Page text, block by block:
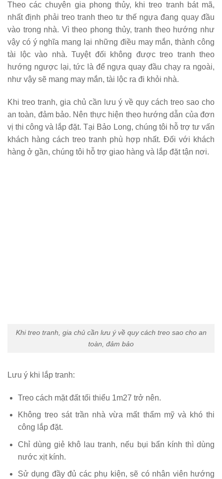
Theo các chuyên gia phong thủy, khi treo tranh bát mã,
nhất định phải treo tranh theo tư thế ngựa đang quay đầu
vào trong nhà. Vì theo phong thủy, tranh theo hướng như
vậy có ý nghĩa mang lại những điều may mắn, thành công
tài lộc vào nhà. Tuyệt đối không được treo tranh theo
hướng ngược lại, tức là để ngựa quay đầu chạy ra ngoài,
như vậy sẽ mang may mắn, tài lộc ra đi khỏi nhà.
Khi treo tranh, gia chủ cần lưu ý về quy cách treo sao cho
an toàn, đảm bảo. Nên thực hiện theo hướng dẫn của đơn
vị thi công và lắp đặt. Tại Bảo Long, chúng tôi hỗ trợ tư vấn
khách hàng cách treo tranh phù hợp nhất. Đối với khách
hàng ở gần, chúng tôi hỗ trợ giao hàng và lắp đặt tận nơi.
Khi treo tranh, gia chủ cần lưu ý về quy cách treo sao cho an
toàn, đảm bảo
Lưu ý khi lắp tranh:
Treo cách mặt đất tối thiểu 1m27 trở nên.
Không treo sát trần nhà vừa mất thẩm mỹ và khó thi
công lắp đặt.
Chỉ dùng giẻ khô lau tranh, nếu bụi bẩn kính thì dùng
nước xịt kính.
Sử dụng đầy đủ các phụ kiện, sẽ có nhân viên hướng